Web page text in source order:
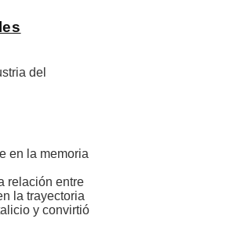
del
en la memoria
relación entre
la trayectoria
y convirtió